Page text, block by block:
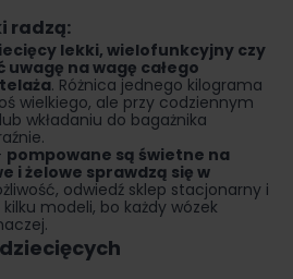
radzą:
lekki, wielofunkcyjny czy
uwagę na wagę całego
. Różnica jednego kilograma
wielkiego, ale przy codziennym
wkładaniu do bagażnika
pompowane są świetne na
i żelowe sprawdzą się w
odwiedź sklep stacjonarny i
modeli, bo każdy wózek